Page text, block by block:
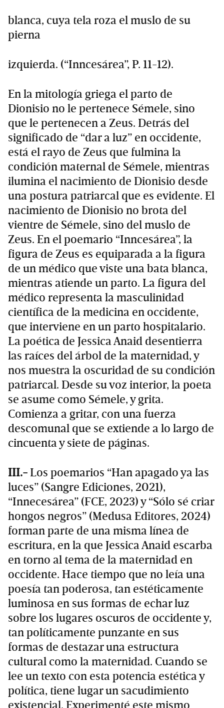
blanca, cuya tela roza el muslo de su
pierna
izquierda. (“Inncesárea”, P. 11-12).
En la mitología griega el parto de
Dionisio no le pertenece Sémele, sino
que le pertenecen a Zeus. Detrás del
significado de “dar a luz” en occidente,
está el rayo de Zeus que fulmina la
condición maternal de Sémele, mientras
ilumina el nacimiento de Dionisio desde
una postura patriarcal que es evidente. El
nacimiento de Dionisio no brota del
vientre de Sémele, sino del muslo de
Zeus. En el poemario “Inncesárea”, la
figura de Zeus es equiparada a la figura
de un médico que viste una bata blanca,
mientras atiende un parto. La figura del
médico representa la masculinidad
científica de la medicina en occidente,
que interviene en un parto hospitalario.
La poética de Jessica Anaid desentierra
las raíces del árbol de la maternidad, y
nos muestra la oscuridad de su condición
patriarcal. Desde su voz interior, la poeta
se asume como Sémele, y grita.
Comienza a gritar, con una fuerza
descomunal que se extiende a lo largo de
cincuenta y siete de páginas.
III.- Los poemarios “Han apagado ya las
luces” (Sangre Ediciones, 2021),
“Innecesárea” (FCE, 2023) y “Sólo sé criar
hongos negros” (Medusa Editores, 2024)
forman parte de una misma línea de
escritura, en la que Jessica Anaid escarba
en torno al tema de la maternidad en
occidente. Hace tiempo que no leía una
poesía tan poderosa, tan estéticamente
luminosa en sus formas de echar luz
sobre los lugares oscuros de occidente y,
tan políticamente punzante en sus
formas de destazar una estructura
cultural como la maternidad. Cuando se
lee un texto con esta potencia estética y
política, tiene lugar un sacudimiento